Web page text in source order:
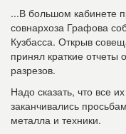
...В большом кабинете
совнархоза Графова
Кузбасса. Открыв
принял краткие отчеты
разрезов.
Надо сказать, что все
заканчивались
металла и техники.